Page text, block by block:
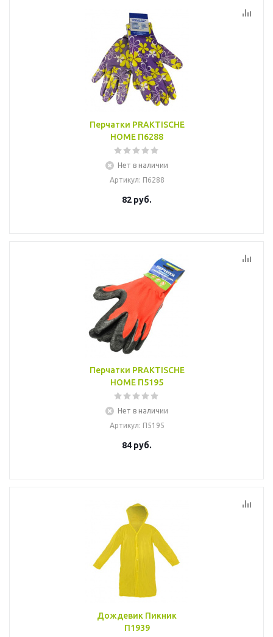
Перчатки PRAKTISCHE
HOME П6288
Нет в наличии
Артикул: П6288
82 руб.
Перчатки PRAKTISCHE
HOME П5195
Нет в наличии
Артикул: П5195
84 руб.
Дождевик Пикник
П1939